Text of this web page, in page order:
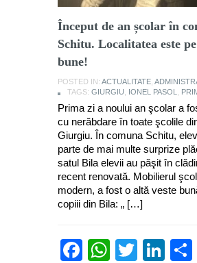
Început de an școlar în
Schitu. Localitatea este
bune!
POSTED IN: ACTUALITATE
TAGS: GIURGIU IONEL PASOL
Prima zi a noului an şcolar a
cu nerăbdare în toate şcolile
Giurgiu. În comuna Schitu,
parte de mai multe surprize
satul Bila elevii au păşit în
recent renovată. Mobilierul
modern, a fost o altă veste
copiii din Bila: „ […]
Facebook
Twitter